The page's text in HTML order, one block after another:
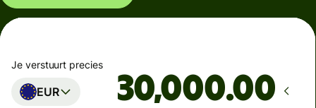
Je verstuurt precies
EUR .00